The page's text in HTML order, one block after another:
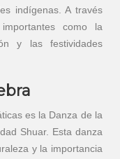
indígenas. A través
como la
y las festividades
es la Danza de la
Shuar. Esta danza
y la importancia